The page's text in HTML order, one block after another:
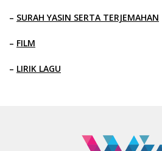
– SURAH YASIN SERTA TERJEMAHAN
– FILM
– LIRIK LAGU